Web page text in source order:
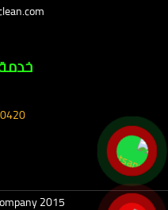
2015